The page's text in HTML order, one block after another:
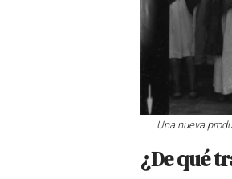
Una nueva
¿De qué